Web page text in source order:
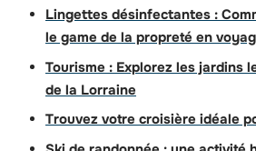
Lingettes désinfectantes :
le game de la propreté en
Tourisme : Explorez les jardins
de la Lorraine
Trouvez votre croisière idéale